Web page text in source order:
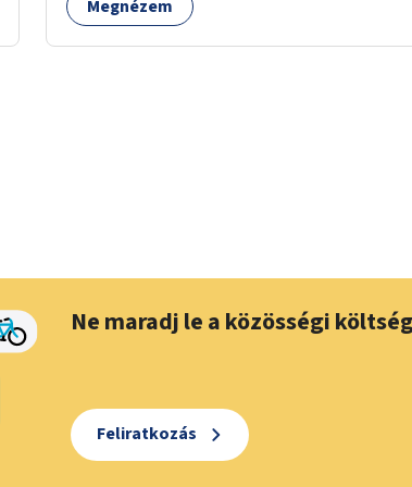
Megnézem
Ne maradj le a közösségi
Feliratkozás